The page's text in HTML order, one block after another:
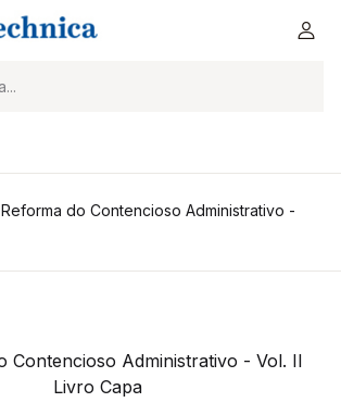
Reforma do Contencioso Administrativo -